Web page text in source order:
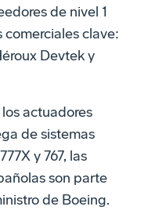
de nivel 1
clave:
Devtek y
actuadores
de sistemas
y 767, las
son parte
de Boeing.